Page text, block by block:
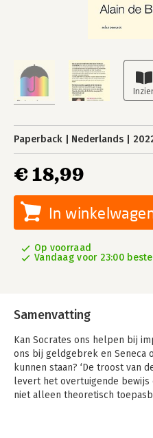
Paperback Nederlands
€ 18,99
In
Op voorraad
Vandaag voor 23:00
Samenvatting
Kan Socrates ons helpen bij
ons bij geldgebrek en Seneca
kunnen staan? ‘De troost van
levert het overtuigende
niet alleen theoretisch